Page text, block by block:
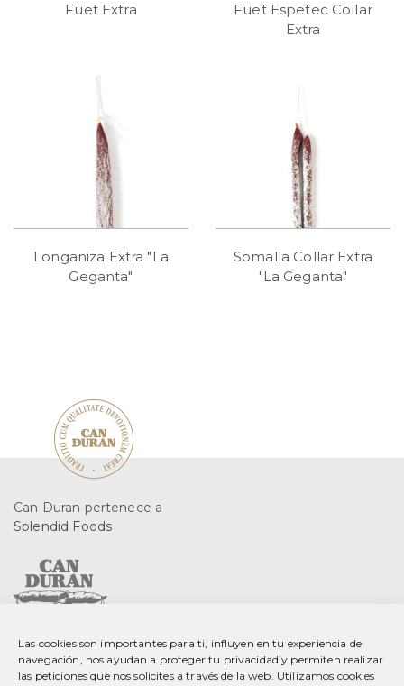
Las cookies son importantes para ti, influyen en tu experiencia de
navegación, nos ayudan a proteger tu privacidad y permiten realizar
las peticiones que nos solicites a través de la web. Utilizamos cookies
Fuet Extra
Fuet Espetec Collar
Extra
Longaniza Extra "La
Geganta"
Somalla Collar Extra
"La Geganta"
Can Duran pertenece a
Splendid Foods
C. Gurri, 2 08553 Seva
Barcelona, Spain